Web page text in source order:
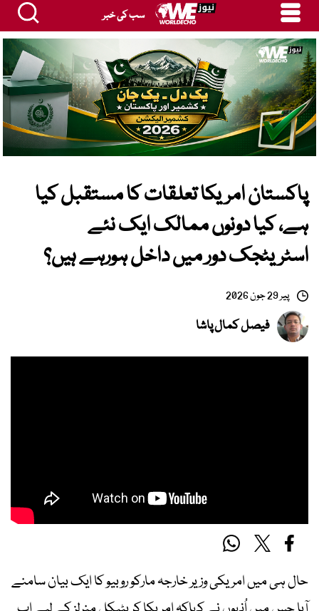
سب کی خبر
پاکستان امریکا تعلقات کا مستقبل کیا
ہے، کیا دونوں ممالک ایک نئے
اسٹریٹجک دور میں داخل ہورہے ہیں؟
پیر 29 جون 2026
فیصل کمال پاشا
حال ہی میں امریکی وزیر خارجہ مارکو روبیو کا ایک بیان سامنے